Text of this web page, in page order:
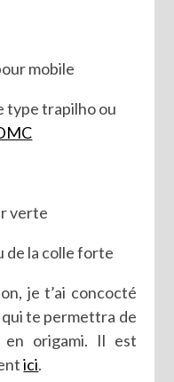
mobile
type trapilho ou
verte
de la colle forte
je t’ai concocté
te permettra de
origami. Il est
ici.